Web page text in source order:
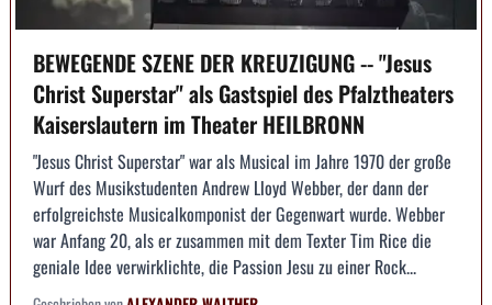
BEWEGENDE SZENE DER KREUZIGUNG -- "Jesus
Christ Superstar" als Gastspiel des Pfalztheaters
Kaiserslautern im Theater HEILBRONN
"Jesus Christ Superstar" war als Musical im Jahre 1970 der große
Wurf des Musikstudenten Andrew Lloyd Webber, der dann der
erfolgreichste Musicalkomponist der Gegenwart wurde. Webber
war Anfang 20, als er zusammen mit dem Texter Tim Rice die
geniale Idee verwirklichte, die Passion Jesu zu einer Rock...